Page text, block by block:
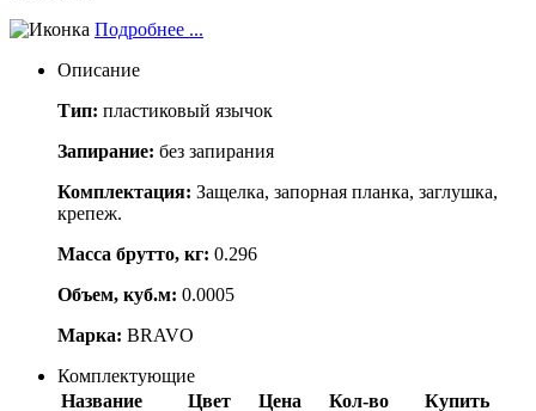
Подробнее ...
Описание
Тип: пластиковый язычок
Запирание: без запирания
Комплектация: Защелка, запорная планка, заглушка,
крепеж.
Масса брутто, кг: 0.296
Объем, куб.м: 0.0005
Марка: BRAVO
Комплектующие
Название
Цвет Цена Кол-во
Купить